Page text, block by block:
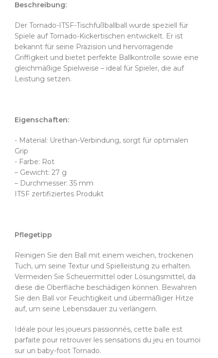
Beschreibung:
Der Tornado-ITSF-Tischfußballball wurde speziell für
Spiele auf Tornado-Kickertischen entwickelt. Er ist
bekannt für seine Präzision und hervorragende
Griffigkeit und bietet perfekte Ballkontrolle sowie eine
gleichmäßige Spielweise – ideal für Spieler, die auf
Leistung setzen.
Eigenschaften:
- Material: Urethan-Verbindung, sorgt für optimalen
Grip
- Farbe: Rot
– Gewicht: 27 g
– Durchmesser: 35 mm
ITSF zertifiziertes Produkt
Pflegetipp
Reinigen Sie den Ball mit einem weichen, trockenen
Tuch, um seine Textur und Spielleistung zu erhalten.
Vermeiden Sie Scheuermittel oder Lösungsmittel, da
diese die Oberfläche beschädigen können. Bewahren
Sie den Ball vor Feuchtigkeit und übermäßiger Hitze
auf, um seine Lebensdauer zu verlängern.
Idéale pour les joueurs passionnés, cette balle est
parfaite pour retrouver les sensations du jeu en tournoi
sur un baby-foot Tornado.